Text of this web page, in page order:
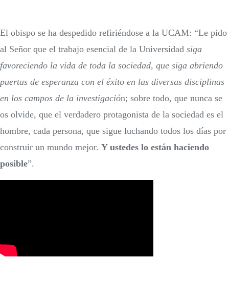
El obispo se ha despedido refiriéndose a la UCAM: “Le pido
al Señor que el trabajo esencial de la Universidad siga
favoreciendo la vida de toda la sociedad, que siga abriendo
puertas de esperanza con el éxito en las diversas disciplinas
en los campos de la investigación; sobre todo, que nunca se
os olvide, que el verdadero protagonista de la sociedad es el
hombre, cada persona, que sigue luchando todos los días por
construir un mundo mejor. Y ustedes lo están haciendo
posible”.